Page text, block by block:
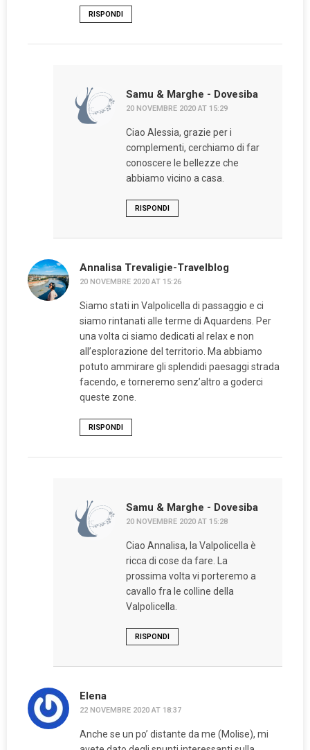
RISPONDI
Samu & Marghe - Dovesiba
20 NOVEMBRE 2020 AT 15:29
Ciao Alessia, grazie per i
complementi, cerchiamo di far
conoscere le bellezze che
abbiamo vicino a casa.
RISPONDI
Annalisa Trevaligie-Travelblog
20 NOVEMBRE 2020 AT 15:26
Siamo stati in Valpolicella di passaggio e ci
siamo rintanati alle terme di Aquardens. Per
una volta ci siamo dedicati al relax e non
all’esplorazione del territorio. Ma abbiamo
potuto ammirare gli splendidi paesaggi strada
facendo, e torneremo senz’altro a goderci
queste zone.
RISPONDI
Samu & Marghe - Dovesiba
20 NOVEMBRE 2020 AT 15:28
Ciao Annalisa, la Valpolicella è
ricca di cose da fare. La
prossima volta vi porteremo a
cavallo fra le colline della
Valpolicella.
RISPONDI
Elena
22 NOVEMBRE 2020 AT 18:37
Anche se un po’ distante da me (Molise), mi